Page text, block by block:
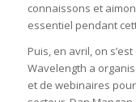
connaissons et
essentiel pendant
Puis, en avril, on
Wavelength a
et de webinaires